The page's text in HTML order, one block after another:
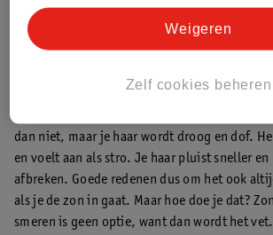
Wanneer je je huid niet goed beschermt
zichtbaar verbranden. Ze wordt dan rood en
Wil je dat voorkomen? Volg dan onzetips
dan niet, maar je haar wordt droog en dof.
en voelt aan als stro. Je haar pluist sneller
afbreken. Goede redenen dus om het ook
als je de zon in gaat. Maar hoe doe je dat?
smeren is geen optie, want dan wordt het
Zelf cookies beheren
Weigeren